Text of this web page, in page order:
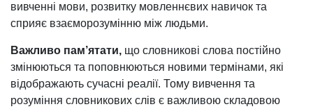
вивченні мови, розвитку мовленнєвих навичок та
сприяє взаєморозумінню між людьми.
Важливо пам’ятати, що словникові слова постійно
змінюються та поповнюються новими термінами, які
відображають сучасні реалії. Тому вивчення та
розуміння словникових слів є важливою складовою